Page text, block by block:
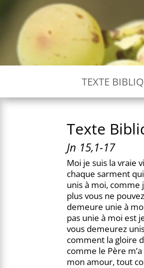
TEXTE
Texte
Jn 15,1-17
Moi je suis la vraie
chaque sarment
unis à moi, comme
plus vous ne
demeure unie à
pas unie à moi est
vous demeurez
comment la gloire
comme le Père
mon amour, tout